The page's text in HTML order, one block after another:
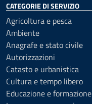
CATEGORIE DI SERVIZIO
Agricoltura e pesca
Ambiente
Anagrafe e stato civile
Autorizzazioni
Catasto e urbanistica
Cultura e tempo libero
Educazione e formazione